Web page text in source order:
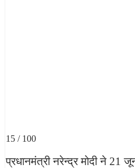
15 / 100
प्रधानमंत्री नरेन्‍द्र मोदी ने 21